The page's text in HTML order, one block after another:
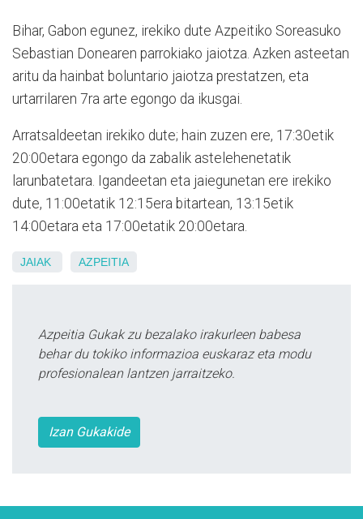
Bihar, Gabon egunez, irekiko dute Azpeitiko Soreasuko
Sebastian Donearen parrokiako jaiotza. Azken asteetan
aritu da hainbat boluntario jaiotza prestatzen, eta
urtarrilaren 7ra arte egongo da ikusgai.
Arratsaldeetan irekiko dute; hain zuzen ere, 17:30etik
20:00etara egongo da zabalik astelehenetatik
larunbatetara. Igandeetan eta jaiegunetan ere irekiko
dute, 11:00etatik 12:15era bitartean, 13:15etik
14:00etara eta 17:00etatik 20:00etara.
JAIAK AZPEITIA
Azpeitia Gukak zu bezalako irakurleen babesa
behar du tokiko informazioa euskaraz eta modu
profesionalean lantzen jarraitzeko.
Izan Gukakide